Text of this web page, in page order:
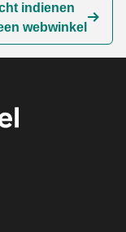
indienen
webwinkel